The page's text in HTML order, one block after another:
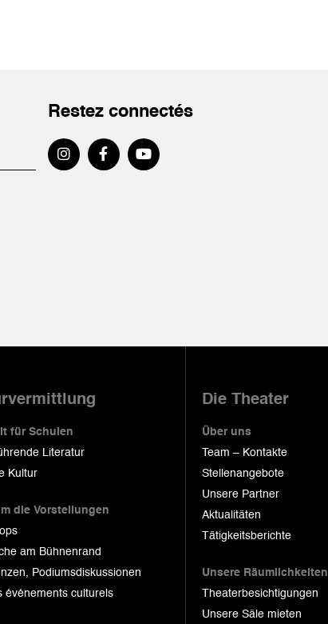
Restez connectés
für Schulen
Literatur
Kultur
die Vorstellungen
am Bühnenrand
Podiumsdiskussionen
événements culturels
Die Theater
Über uns
Team – Kontakte
Stellenangebote
Unsere Partner
Aktualitäten
Tätigkeitsberichte
Unsere Räumlichkeiten
Theaterbesichtigungen
Unsere Säle mieten